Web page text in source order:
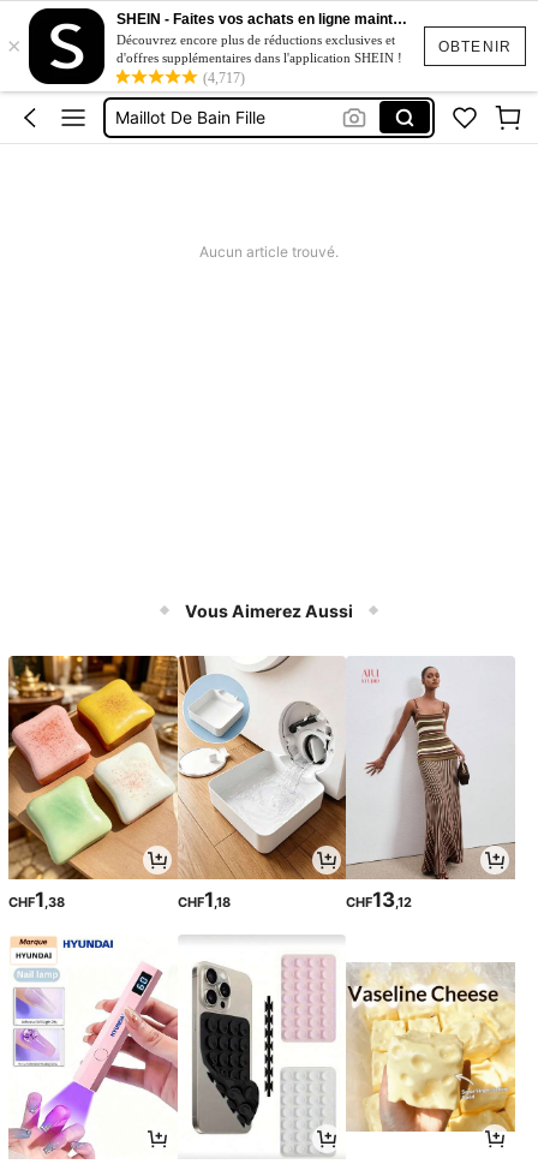
OBTENIR
×
SHEIN - Faites vos achats en ligne maintenant
Découvrez encore plus de réductions exclusives et
d'offres supplémentaires dans l'application SHEIN !
(4,717)
Ensemble Fille été
Ensemble Fille
Maillot De Bain Fille
Robe Fille
Aucun article trouvé.
Vous Aimerez Aussi
CHF1 ,38 CHF1 ,18 CHF13,12